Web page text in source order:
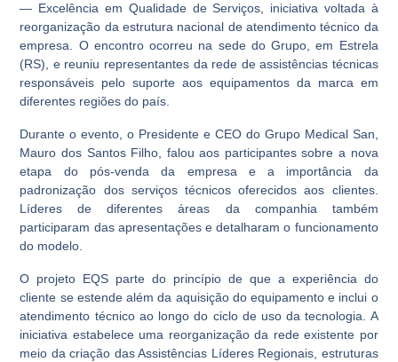
— Excelência em Qualidade de Serviços, iniciativa voltada à
reorganização da estrutura nacional de atendimento técnico da
empresa. O encontro ocorreu na sede do Grupo, em Estrela
(RS), e reuniu representantes da rede de assistências técnicas
responsáveis pelo suporte aos equipamentos da marca em
diferentes regiões do país.
Durante o evento, o Presidente e CEO do Grupo Medical San,
Mauro dos Santos Filho, falou aos participantes sobre a nova
etapa do pós-venda da empresa e a importância da
padronização dos serviços técnicos oferecidos aos clientes.
Líderes de diferentes áreas da companhia também
participaram das apresentações e detalharam o funcionamento
do modelo.
O projeto EQS parte do princípio de que a experiência do
cliente se estende além da aquisição do equipamento e inclui o
atendimento técnico ao longo do ciclo de uso da tecnologia. A
iniciativa estabelece uma reorganização da rede existente por
meio da criação das Assistências Líderes Regionais, estruturas